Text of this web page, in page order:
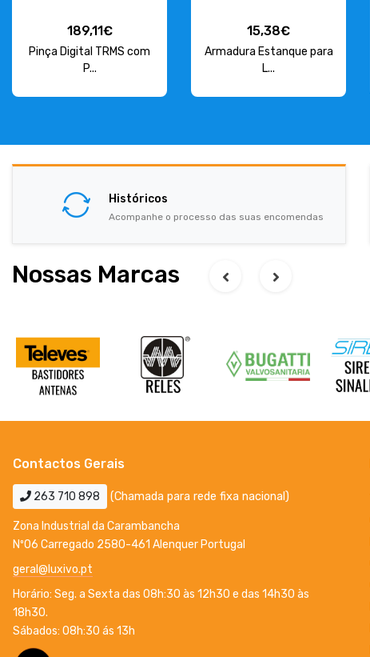
189,11€
Pinça Digital TRMS com
P...
15,38€
Armadura Estanque para
L...
Históricos
Acompanhe o processo das suas encomendas
Nossas Marcas
Contactos Gerais
263 710 898 (Chamada para rede fixa nacional)
Zona Industrial da Carambancha
Nº06 Carregado 2580-461 Alenquer Portugal
geral@luxivo.pt
Horário: Seg. a Sexta das 08h:30 às 12h30 e das 14h30 às
18h30.
Sábados: 08h:30 ás 13h